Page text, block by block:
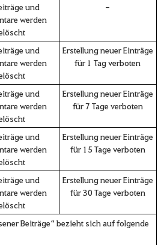
und
werden
-
und
werden
Erstellung neuer Einträge
für 1 Tag verboten
und
werden
Erstellung neuer Einträge
für 7 Tage verboten
und
werden
Erstellung neuer Einträge
für 15 Tage verboten
und
werden
Erstellung neuer Einträge
für 30 Tage verboten
Beiträge“ bezieht sich auf folgende